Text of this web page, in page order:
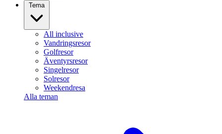
Tema
All inclusive
Vandringsresor
Golfresor
Äventyrsresor
Singelresor
Solresor
Weekendresa
Alla teman